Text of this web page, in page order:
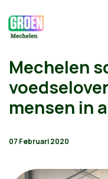
Mechelen
mensen in
07 Februari 2020